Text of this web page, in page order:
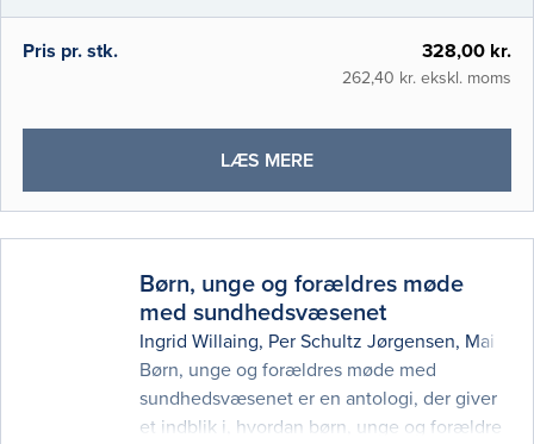
opby
Pris pr. stk. 328,00 kr.
262,40 kr. ekskl. moms
LÆS MEREOM
METODER
I
IDRÆTS-
(I-
BOG)
Børn, unge og forældres møde
med sundhedsvæsenet
Ingrid Willaing, Per Schultz Jørgensen, Mai
Børn, unge og forældres møde med
sundhedsvæsenet er en antologi, der giver
et indblik i, hvordan børn, unge og forældre